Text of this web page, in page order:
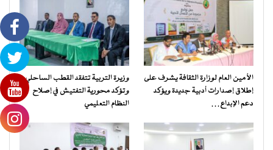
الأمين العام لوزارة الثقافة يشرف على
إطلاق إصدارات أدبية جديدة ويؤكد
دعم الإبداع…
وزيرة التربية تتفقد القطب الساحلي
وتؤكد محورية التفتيش في إصلاح
النظام التعليمي